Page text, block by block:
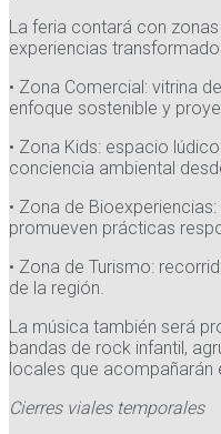
La feria contará con
experiencias
• Zona Comercial: vitrina
enfoque sostenible y
• Zona Kids: espacio
conciencia ambiental
• Zona de
promueven prácticas
• Zona de Turismo:
de la región.
La música también será
bandas de rock infantil,
locales que acompañarán
Cierres viales temporales